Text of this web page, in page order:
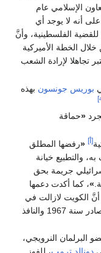
التعاون الإسلامي عام
أنه لا يوجد أي
الفلسطينية، وأنَّ
الخطة الأميركية
تجاهلا لإرادة الشعب
بوريس جونسون بهذه
«حماقة
[أ] «رفضها المطلق
والتطبيع خيانة
جريمة بحق
»، كما أكدت دعمها
أنَّ الكويت لازالت في
حرب دفاعيةٍ بموجب المرسوم الأميري الصادر سنة 1967 والنافذ
البرلمان النرويجي،